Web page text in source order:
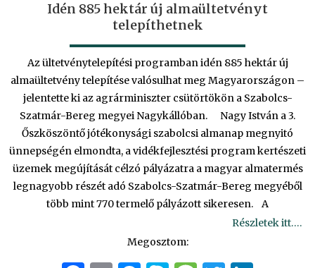
Idén 885 hektár új almaültetvényt
telepíthetnek
Az ültetvénytelepítési programban idén 885 hektár új
almaültetvény telepítése valósulhat meg Magyarországon –
jelentette ki az agrárminiszter csütörtökön a Szabolcs-
Szatmár-Bereg megyei Nagykállóban. Nagy István a 3.
Őszköszöntő jótékonysági szabolcsi almanap megnyitó
ünnepségén elmondta, a vidékfejlesztési program kertészeti
üzemek megújítását célzó pályázatra a magyar almatermés
legnagyobb részét adó Szabolcs-Szatmár-Bereg megyéből
több mint 770 termelő pályázott sikeresen. A
Részletek itt….
Megosztom: